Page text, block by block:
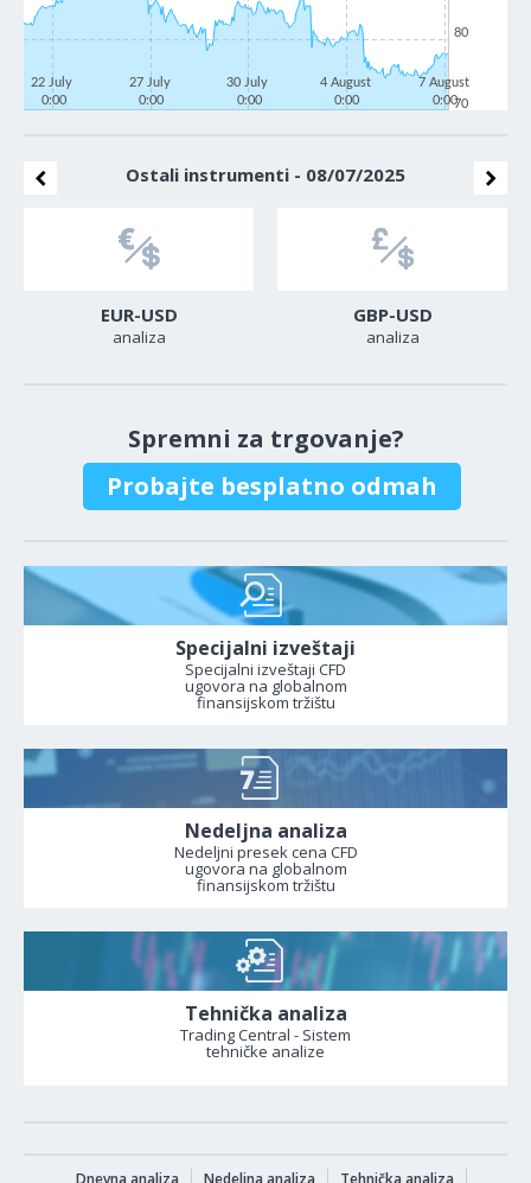
22 July
0:00
27 July
0:00
30 July
0:00
4 August
0:00
7 August
0:0070
80
Ostali instrumenti - 08/07/2025
EUR-USD
analiza
GBP-USD
analiza
Spremni za trgovanje?
Probajte besplatno odmah
Specijalni izveštaji
Specijalni izveštaji CFD
ugovora na globalnom
finansijskom tržištu
Nedeljna analiza
Nedeljni presek cena CFD
ugovora na globalnom
finansijskom tržištu
Tehnička analiza
Trading Central - Sistem
tehničke analize